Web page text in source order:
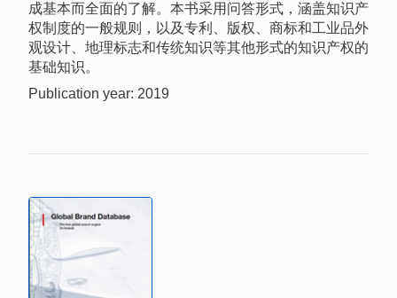
成基本而全面的了解。本书采用问答形式，涵盖知识产
权制度的一般规则，以及专利、版权、商标和工业品外
观设计、地理标志和传统知识等其他形式的知识产权的
基础知识。
Publication year: 2019